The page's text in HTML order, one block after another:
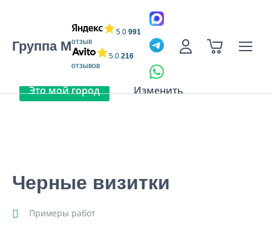
Санкт-Петербург
Уточните Ваш город, чтобы увидеть срок готовности и
стоимость тиража для Вашего региона.
Это мой город Изменить
Группа М
5.0 991
отзыв
5.0 216
отзывов
Черные визитки
Примеры работ